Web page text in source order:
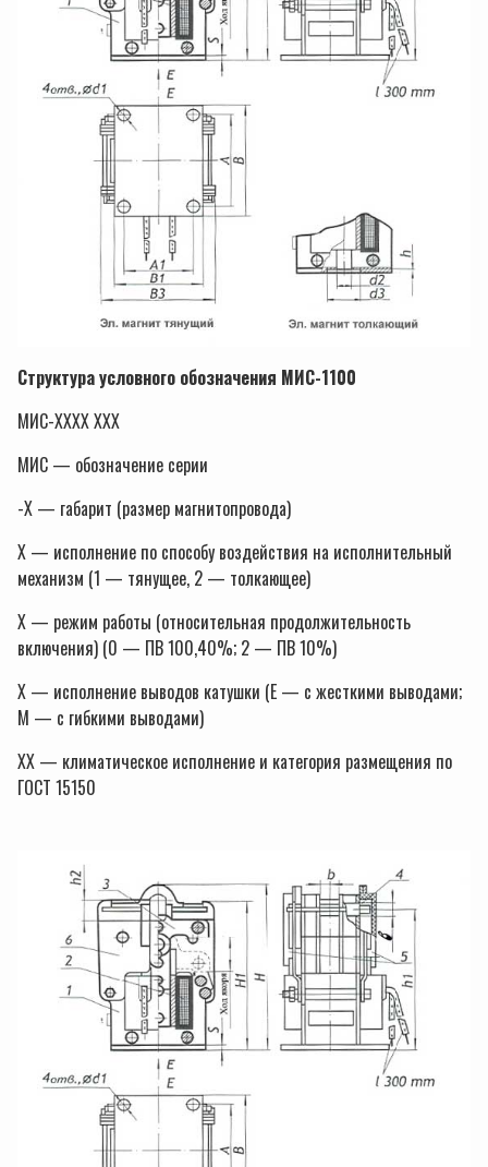
Структура условного обозначения МИС-1100
МИС-XXXX XXX
МИС — обозначение серии
-X — габарит (размер магнитопровода)
X — исполнение по способу воздействия на исполнительный
механизм (1 — тянущее, 2 — толкающее)
X — режим работы (относительная продолжительность
включения) (0 — ПВ 100,40%; 2 — ПВ 10%)
X — исполнение выводов катушки (Е — с жесткими выводами;
М — с гибкими выводами)
XX — климатическое исполнение и категория размещения по
ГОСТ 15150